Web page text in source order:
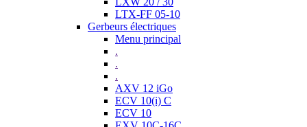
LTX-FF 05-10
Gerbeurs électriques
Menu principal
.
.
.
AXV 12 iGo
ECV 10(i) C
ECV 10